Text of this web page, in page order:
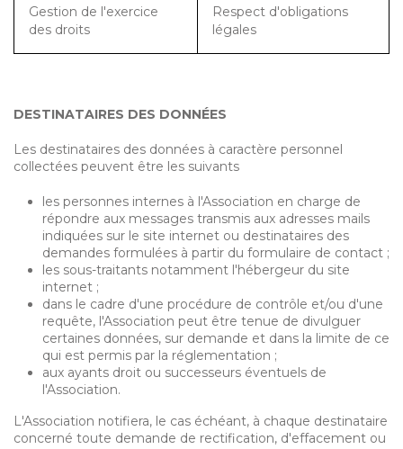
Gestion de l'exercice
des droits
Respect d'obligations
légales
DESTINATAIRES DES DONNÉES
Les destinataires des données à caractère personnel
collectées peuvent être les suivants
les personnes internes à l'Association en charge de
répondre aux messages transmis aux adresses mails
indiquées sur le site internet ou destinataires des
demandes formulées à partir du formulaire de contact ;
les sous-traitants notamment l'hébergeur du site
internet ;
dans le cadre d'une procédure de contrôle et/ou d'une
requête, l'Association peut être tenue de divulguer
certaines données, sur demande et dans la limite de ce
qui est permis par la réglementation ;
aux ayants droit ou successeurs éventuels de
l'Association.
L'Association notifiera, le cas échéant, à chaque destinataire
concerné toute demande de rectification, d'effacement ou